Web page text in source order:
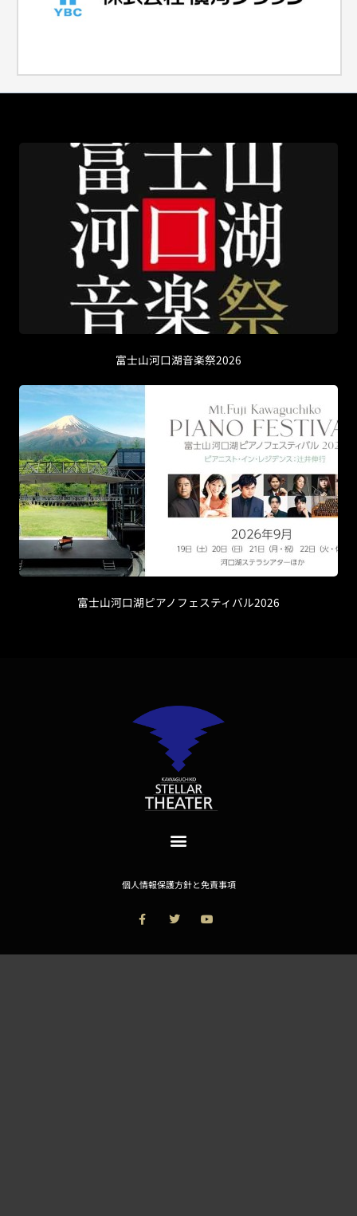
富士山河口湖音楽祭2026
富士山河口湖ピアノフェスティバル2026
個人情報保護方針と免責事項
F
a
b
T
w
t
Y
o
u